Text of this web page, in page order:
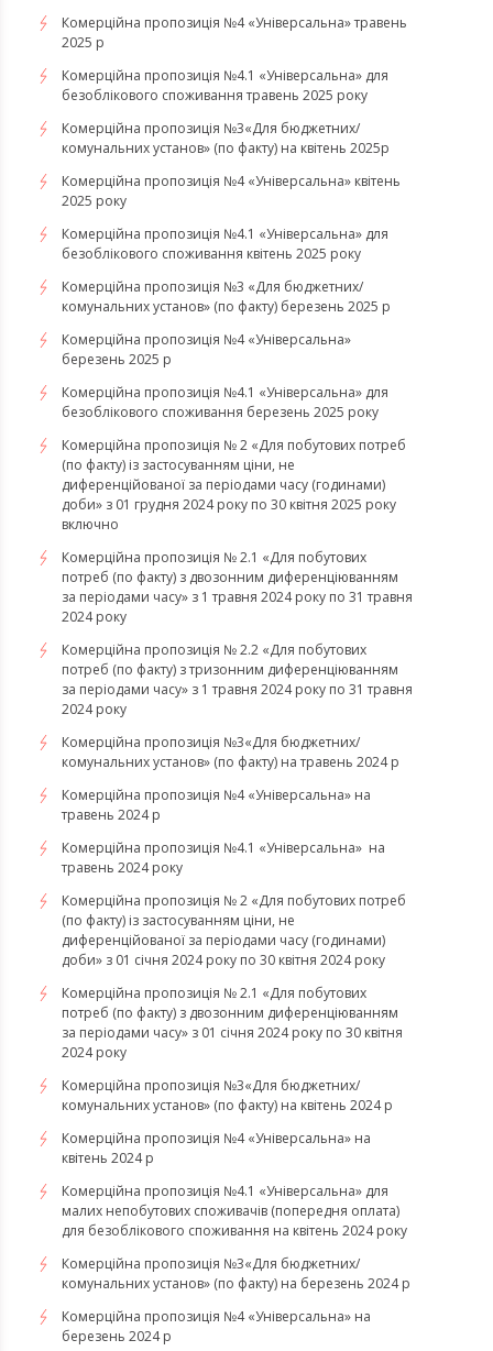
Комерційна пропозиція №4 «Універсальна» травень
2025 р
Комерційна пропозиція №4.1 «Універсальна» для
безоблікового споживання травень 2025 року
Комерційна пропозиція №3«Для бюджетних/
комунальних установ» (по факту) на квітень 2025р
Комерційна пропозиція №4 «Універсальна» квітень
2025 року
Комерційна пропозиція №4.1 «Універсальна» для
безоблікового споживання квітень 2025 року
Комерційна пропозиція №3 «Для бюджетних/
комунальних установ» (по факту) березень 2025 р
Комерційна пропозиція №4 «Універсальна»
березень 2025 р
Комерційна пропозиція №4.1 «Універсальна» для
безоблікового споживання березень 2025 року
Комерційна пропозиція № 2 «Для побутових потреб
(по факту) із застосуванням ціни, не
диференційованої за періодами часу (годинами)
доби» з 01 грудня 2024 року по 30 квітня 2025 року
включно
Комерційна пропозиція № 2.1 «Для побутових
потреб (по факту) з двозонним диференціюванням
за періодами часу» з 1 травня 2024 року по 31 травня
2024 року
Комерційна пропозиція № 2.2 «Для побутових
потреб (по факту) з тризонним диференціюванням
за періодами часу» з 1 травня 2024 року по 31 травня
2024 року
Комерційна пропозиція №3«Для бюджетних/
комунальних установ» (по факту) на травень 2024 р
Комерційна пропозиція №4 «Універсальна» на
травень 2024 р
Комерційна пропозиція №4.1 «Універсальна» на
травень 2024 року
Комерційна пропозиція № 2 «Для побутових потреб
(по факту) із застосуванням ціни, не
диференційованої за періодами часу (годинами)
доби» з 01 січня 2024 року по 30 квітня 2024 року
Комерційна пропозиція № 2.1 «Для побутових
потреб (по факту) з двозонним диференціюванням
за періодами часу» з 01 січня 2024 року по 30 квітня
2024 року
Комерційна пропозиція №3«Для бюджетних/
комунальних установ» (по факту) на квітень 2024 р
Комерційна пропозиція №4 «Універсальна» на
квітень 2024 р
Комерційна пропозиція №4.1 «Універсальна» для
малих непобутових споживачів (попередня оплата)
для безоблікового споживання на квітень 2024 року
Комерційна пропозиція №3«Для бюджетних/
комунальних установ» (по факту) на березень 2024 р
Комерційна пропозиція №4 «Універсальна» на
березень 2024 р